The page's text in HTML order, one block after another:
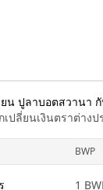
ยน ปูลาบอตสวานา
ปลี่ยนเงินตราต่างป
BWP
1